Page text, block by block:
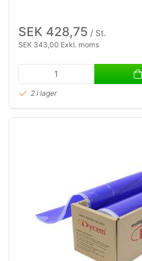
SEK 428,75 / St.
SEK 343,00 Exkl. moms
2 i lager